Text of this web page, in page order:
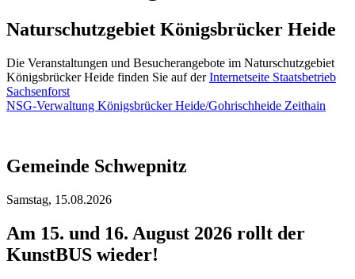
Naturschutzgebiet Königsbrücker Heide
Die Veranstaltungen und Besucherangebote im Naturschutzgebiet
Königsbrücker Heide finden Sie auf derInternetseite Staatsbetrieb
Sachsenforst
NSG-Verwaltung Königsbrücker Heide/Gohrischheide Zeithain
Gemeinde Schwepnitz
Samstag, 15.08.2026
Am 15. und 16. August 2026 rollt der
KunstBUS wieder!